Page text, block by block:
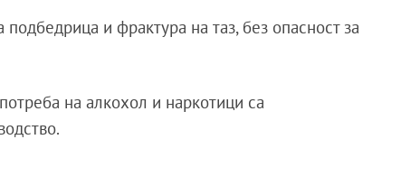
и фрактура на таз, без опасност за
на алкохол и наркотици са